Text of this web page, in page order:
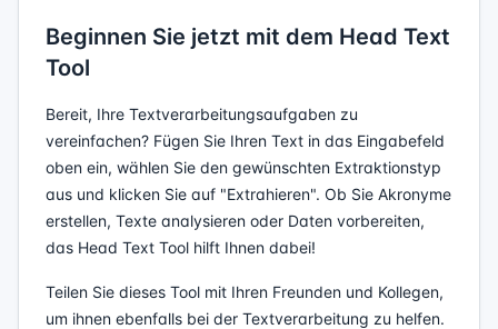
Beginnen Sie jetzt mit dem Head Text
Tool
Bereit, Ihre Textverarbeitungsaufgaben zu
vereinfachen? Fügen Sie Ihren Text in das Eingabefeld
oben ein, wählen Sie den gewünschten Extraktionstyp
aus und klicken Sie auf "Extrahieren". Ob Sie Akronyme
erstellen, Texte analysieren oder Daten vorbereiten,
das Head Text Tool hilft Ihnen dabei!
Teilen Sie dieses Tool mit Ihren Freunden und Kollegen,
um ihnen ebenfalls bei der Textverarbeitung zu helfen.